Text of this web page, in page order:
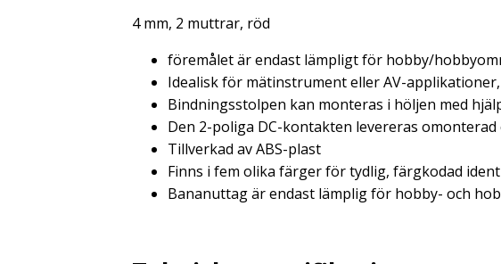
4 mm, 2 muttrar, röd
föremålet är endast lämpligt för hobby/
Idealisk för mätinstrument eller AV-
Bindningsstolpen kan monteras i höljen med
Den 2-poliga DC-kontakten levereras
Tillverkad av ABS-plast
Finns i fem olika färger för tydlig, färgkodad
Bananuttag är endast lämplig för hobby- och